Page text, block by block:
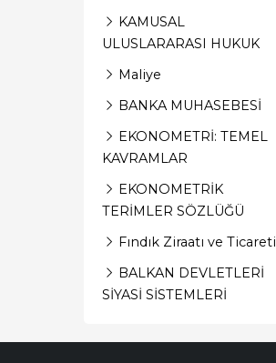
KAMUSAL
ULUSLARARASI HUKUK
Maliye
BANKA MUHASEBESİ
EKONOMETRİ: TEMEL
KAVRAMLAR
EKONOMETRİK
TERİMLER SÖZLÜĞÜ
Fındık Ziraatı ve Ticareti
BALKAN DEVLETLERİ
SİYASİ SİSTEMLERİ